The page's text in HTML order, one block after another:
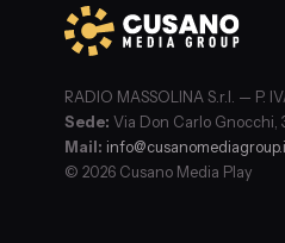
RADIO MASSOLINA S.r.l. — P.
Sede: Via Don Carlo Gnocchi,
Mail:
© 2026 Cusano Media Play